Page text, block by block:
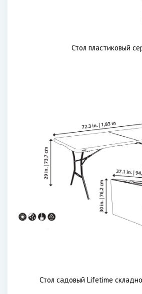
Стол пластиковый
Стол садовый Lifetime